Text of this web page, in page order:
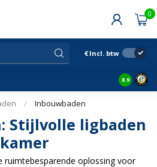
0
€ Incl. btw
Snelle
8.9
/ Inbouwbaden
Stijlvolle ligbaden
ruimtebesparende oplossing voor